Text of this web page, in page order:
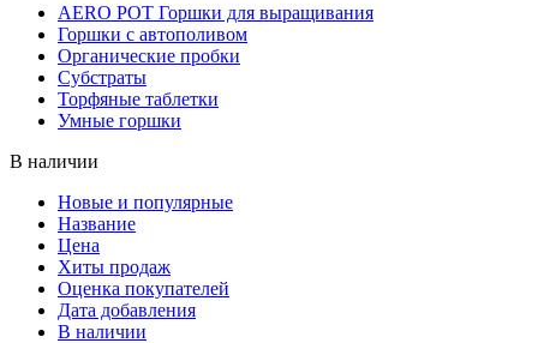
AERO POT Горшки для выращивания
Горшки с автополивом
Органические пробки
Субстраты
Торфяные таблетки
Умные горшки
В наличии
Новые и популярные
Название
Цена
Хиты продаж
Оценка покупателей
Дата добавления
В наличии